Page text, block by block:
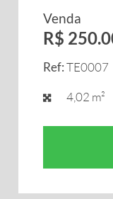
Venda
R$
Ref:TE0007
4,02 m²